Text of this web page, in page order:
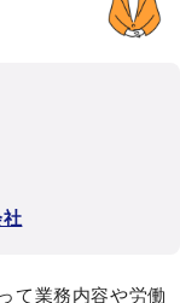
て業務内容や労働